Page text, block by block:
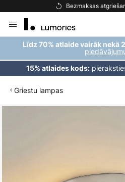
Bezmaksas
to
Content
Līdz 70% atlaide vairāk nekā
15% atlaides kods:
Griestu lampas